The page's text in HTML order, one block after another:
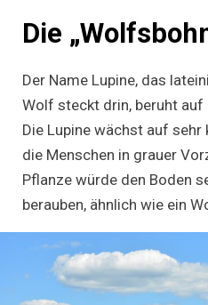
Die
Der Name Lupine, das
Wolf steckt drin, beruht
Die Lupine wächst auf sehr
die Menschen in grauer
Pflanze würde den Boden
berauben, ähnlich wie ein